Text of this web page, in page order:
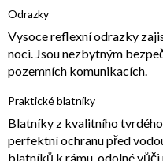
Odrazky
Vysoce reflexní odrazky
noci. Jsou nezbytným
pozemních komunikacích.
Praktické blatníky
Blatníky z kvalitního
perfektní ochranu před
blatníků k rámu, odolné vůči